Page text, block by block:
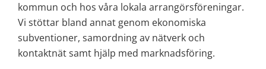
kommun och hos våra lokala arrangörsföreningar.
Vi stöttar bland annat genom ekonomiska
subventioner, samordning av nätverk och
kontaktnät samt hjälp med marknadsföring.